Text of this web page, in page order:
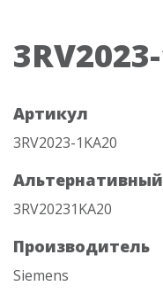
Артикул
3RV2023-1KA20
3RV20231KA20
Производитель
Siemens